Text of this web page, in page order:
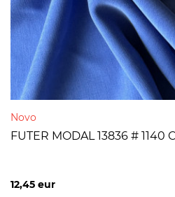
Novo
FUTER MODAL 13836 # 1140
12,45 eur